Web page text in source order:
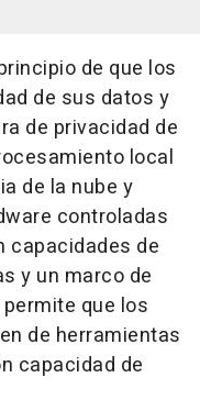
de que los
de sus datos y
de privacidad de
local
de la nube y
controladas
capacidades de
y un marco de
que los
de herramientas
capacidad de